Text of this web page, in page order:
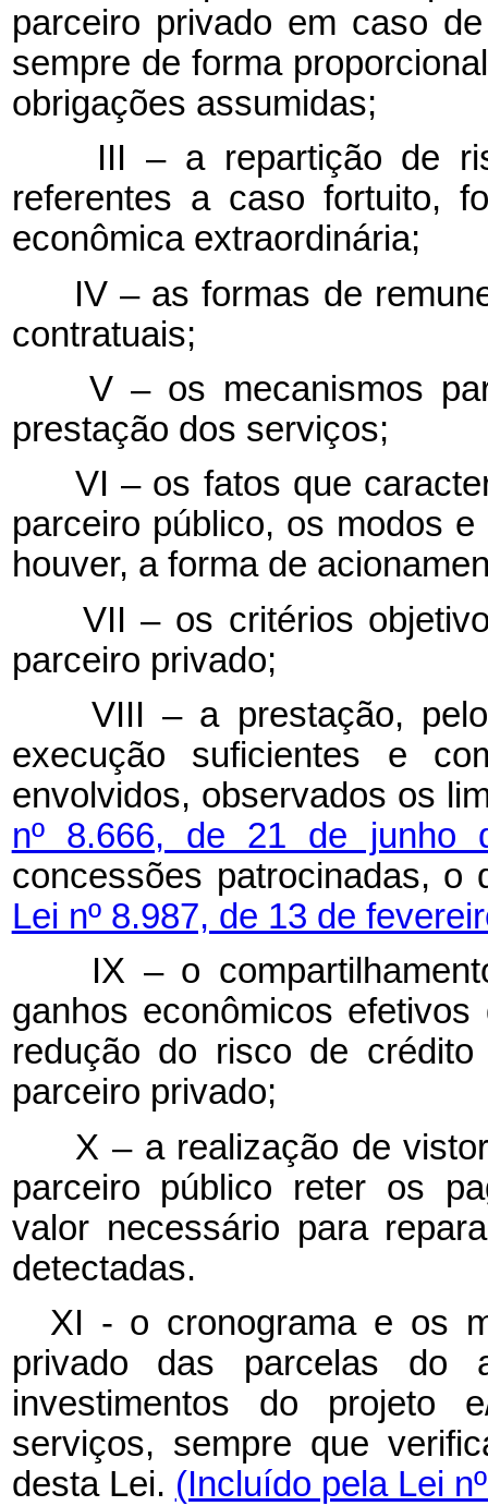
parceiro privado em caso
sempre de forma
obrigações assumidas;
III – a repartição de
referentes a caso fortuito,
econômica extraordinária;
IV – as formas de
contratuais;
V – os mecanismos
prestação dos serviços;
VI – os fatos que
parceiro público, os modos
houver, a forma de
VII – os critérios
parceiro privado;
VIII – a prestação, pelo
execução suficientes e
envolvidos, observados os
nº 8.666, de 21 de junho
concessões patrocinadas, o
Lei nº 8.987, de 13 de
IX – o
ganhos econômicos
redução do risco de
parceiro privado;
X – a realização de
parceiro público reter os
valor necessário para
detectadas.
XI - o cronograma e os
privado das parcelas do
investimentos do projeto
serviços, sempre que
desta Lei. (Incluído pela Lei